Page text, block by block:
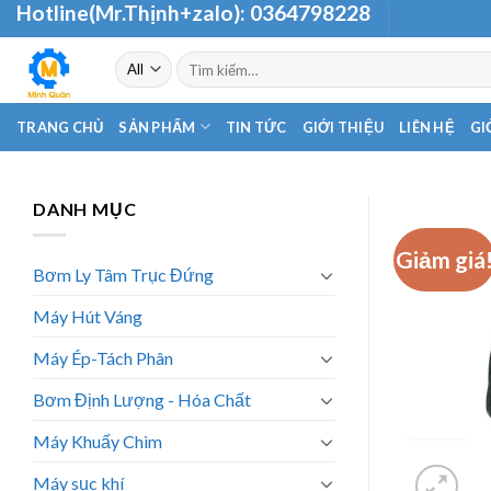
Skip
to
content
Hotline(Mr.Thịnh+zalo): 0364798228
Tìm
kiếm:
TRANG CHỦ SẢN PHẨM TIN TỨC GIỚI THIỆU LIÊN HỆ
DANH MỤC
Bơm Ly Tâm Trục Đứng
Máy Hút Váng
Máy Ép-Tách Phân
Bơm Định Lượng - Hóa Chất
Máy Khuấy Chìm
Máy sục khí
Giảm giá!